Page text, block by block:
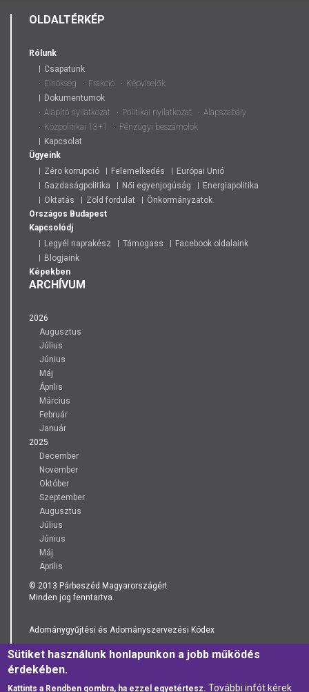
OLDALTÉRKÉP
Rólunk
Csapatunk
Elnökség
Frakció
Képviselők
Dokumentumok
Alapító nyilatkozat
Politikai nyilatkozat
Alapszabály
Közpolitikai 13+1
Pénzügyi beszámolók
Kapcsolat
Ügyeink
Zéro korrupció
Felemelkedés
Európai Unió
Gazdaságpolitika
Női egyenjogúság
Energiapolitika
Oktatás
Zöld fordulat
Önkormányzatok
Országos Budapest
Kapcsolódj
Legyél naprakész
Támogass
Facebook oldalaink
Blogjaink
Képekben
ARCHÍVUM
2026
Augusztus
Július
Június
Máj
Április
Március
Február
Január
2025
December
November
Október
Szeptember
Augusztus
Július
Június
Máj
Április
© 2013 Párbeszéd Magyarországért
Minden jog fenntartva.
Adománygyűjtési és Adományszervezési Kódex
Sütiket használunk honlapunkon a jobb működés
érdekében.
Kattints a Rendben gombra, ha ezzel egyetértesz. További infót kérek